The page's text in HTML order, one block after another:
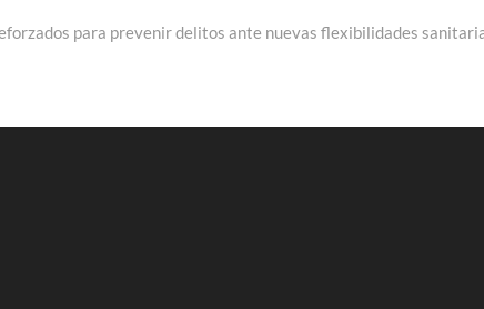
para prevenir delitos ante nuevas flexibilidades